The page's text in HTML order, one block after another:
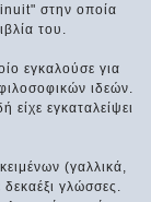
στην οποία
του.
εγκαλούσε για
ιδεών.
εγκαταλείψει
(γαλλικά,
γλώσσες.